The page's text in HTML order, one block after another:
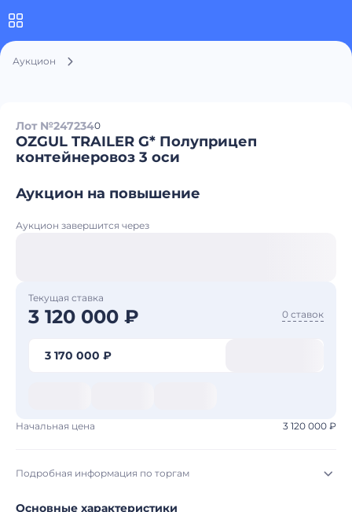
Аукцион
Лот №2472340
OZGUL TRAILER G* Полуприцеп
контейнеровоз 3 оси
Аукцион на повышение
Аукцион завершится через
Текущая ставка
3 120 000 ₽ 0 ставок
3 170 000 ₽
Начальная цена 3 120 000 ₽
Подробная информация по торгам
Основные характеристики